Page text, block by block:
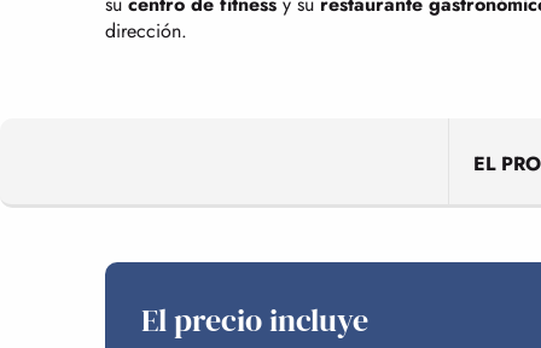
dirección.
EL
El precio incluye